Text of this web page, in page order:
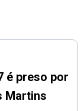
é preso por
Martins